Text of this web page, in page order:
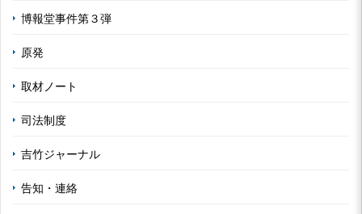
博報堂事件第３弾
原発
取材ノート
司法制度
吉竹ジャーナル
告知・連絡